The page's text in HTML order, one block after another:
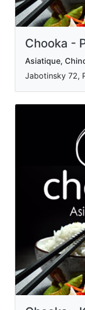
Chooka -
Asiatique,
Jabotinsky 72,